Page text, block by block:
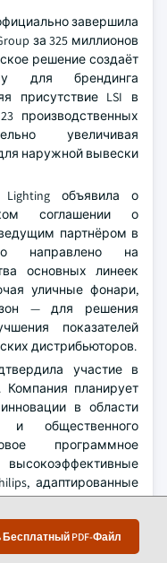
PDF-Файл
завершила
за 325 миллионов
решение создаёт
для брендинга
присутствие LSI в
производственных
увеличивая
наружной вывески
объявила о
соглашении о
партнёром в
направлено на
основных линеек
уличные фонари,
— для решения
показателей
дистрибьюторов.
участие в
Компания планирует
в области
и общественного
программное
адаптированные
Северной Америки и
ProSite LED